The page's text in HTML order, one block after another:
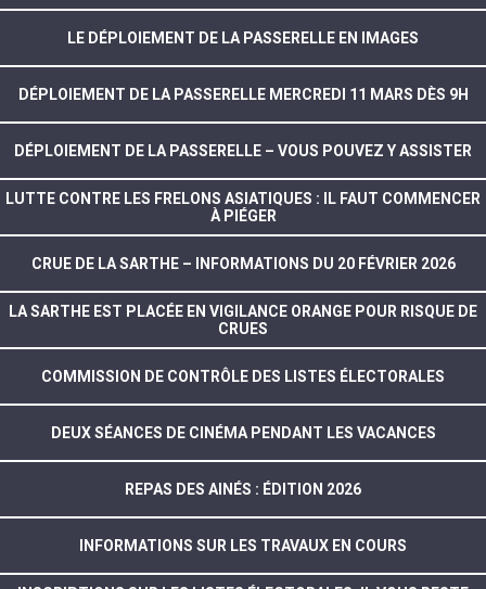
LE DÉPLOIEMENT DE LA PASSERELLE EN IMAGES
DÉPLOIEMENT DE LA PASSERELLE MERCREDI 11 MARS DÈS 9H
DÉPLOIEMENT DE LA PASSERELLE – VOUS POUVEZ Y ASSISTER
LUTTE CONTRE LES FRELONS ASIATIQUES : IL FAUT COMMENCER
À PIÉGER
CRUE DE LA SARTHE – INFORMATIONS DU 20 FÉVRIER 2026
LA SARTHE EST PLACÉE EN VIGILANCE ORANGE POUR RISQUE DE
CRUES
COMMISSION DE CONTRÔLE DES LISTES ÉLECTORALES
DEUX SÉANCES DE CINÉMA PENDANT LES VACANCES
REPAS DES AINÉS : ÉDITION 2026
INFORMATIONS SUR LES TRAVAUX EN COURS